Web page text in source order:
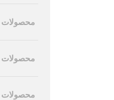
محصولات LITTON
محصولات OMRON
محصولات STEGMAN